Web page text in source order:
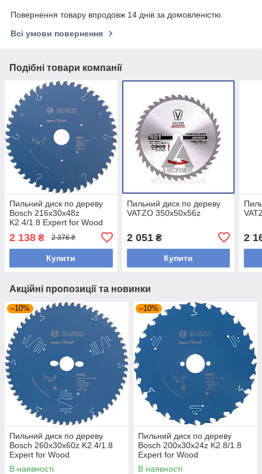
Повернення товару впродовж 14 днів за домовленістю
Всі умови повернення
Подібні товари компанії
Пильний диск по дереву
Bosch 216x30x48z
K2.4/1.8 Expert for Wood
2 138 ₴ 2 376 ₴
Купити
Пильний диск по дереву
VATZO 350x50x56z
2 051₴
Купити
2
Акційні пропозиції та новинки
–10%
Пильний диск по дереву
Bosch 260x30x60z K2.4/1.8
Expert for Wood
В наявності
–10%
Пильний диск по дереву
Bosch 200x30x24z K2.8/1.8
Expert for Wood
В наявності